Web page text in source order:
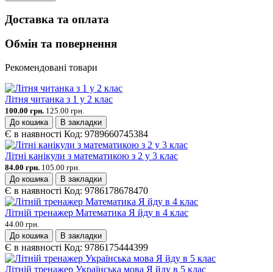
Доставка та оплата
Обмін та повернення
Рекомендовані товари
Літня читанка з 1 у 2 клас
100.00 грн. 125.00 грн.
До кошика
В закладки
Є в наявності Код: 9789660745384
Літні канікули з математикою з 2 у 3 клас
84.00 грн. 105.00 грн.
До кошика
В закладки
Є в наявності Код: 9786178678470
Літній тренажер Математика Я йду в 4 клас
44.00 грн.
До кошика
В закладки
Є в наявності Код: 9786175444399
Літній тренажер Українська мова Я йду в 5 клас